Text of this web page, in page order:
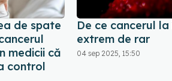
de spate
medicii că
control
De ce cancerul
extrem de rar
04 sep 2025, 15:50